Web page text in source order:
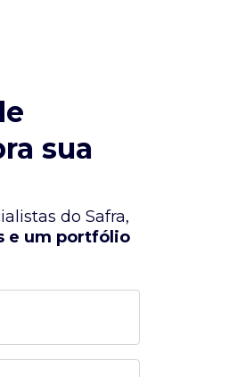
sua
do Safra,
e um portfólio